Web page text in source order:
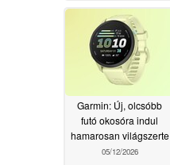
Garmin: Új, olcsóbb
futó okosóra indul
hamarosan világszerte
05/12/2026